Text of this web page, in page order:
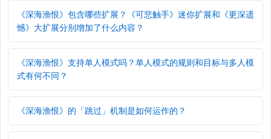
《深海渔恨》包含哪些扩展？《可悲触手》迷你扩展和《更深遗
憾》大扩展分别增加了什么内容？
《深海渔恨》支持单人模式吗？单人模式的规则和目标与多人模
式有何不同？
《深海渔恨》的「跳过」机制是如何运作的？